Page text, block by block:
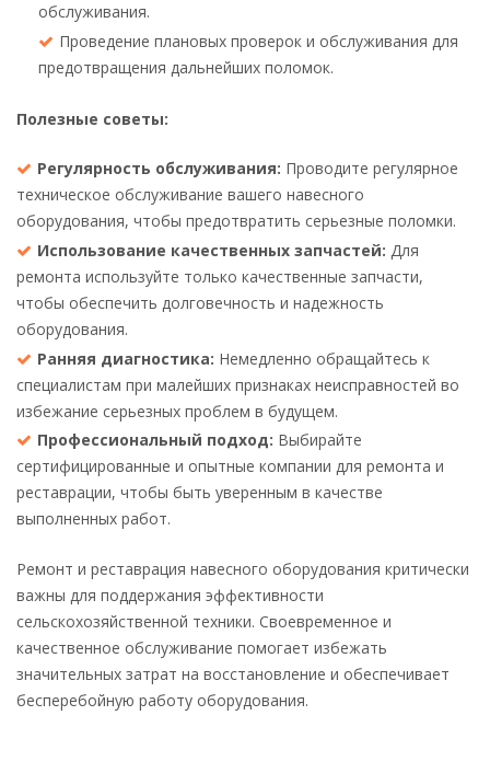
обслуживания.
Проведение плановых проверок и обслуживания для
предотвращения дальнейших поломок.
Полезные советы:
Регулярность обслуживания: Проводите регулярное
техническое обслуживание вашего навесного
оборудования, чтобы предотвратить серьезные поломки.
Использование качественных запчастей: Для
ремонта используйте только качественные запчасти,
чтобы обеспечить долговечность и надежность
оборудования.
Ранняя диагностика: Немедленно обращайтесь к
специалистам при малейших признаках неисправностей во
избежание серьезных проблем в будущем.
Профессиональный подход: Выбирайте
сертифицированные и опытные компании для ремонта и
реставрации, чтобы быть уверенным в качестве
выполненных работ.
Ремонт и реставрация навесного оборудования критически
важны для поддержания эффективности
сельскохозяйственной техники. Своевременное и
качественное обслуживание помогает избежать
значительных затрат на восстановление и обеспечивает
бесперебойную работу оборудования.